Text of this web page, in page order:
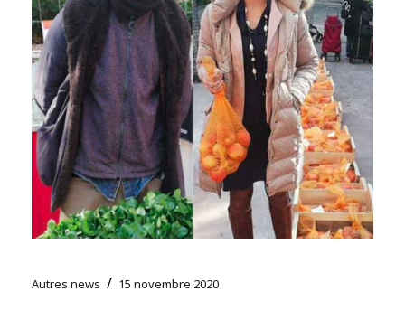
Autres news / 15 novembre 2020